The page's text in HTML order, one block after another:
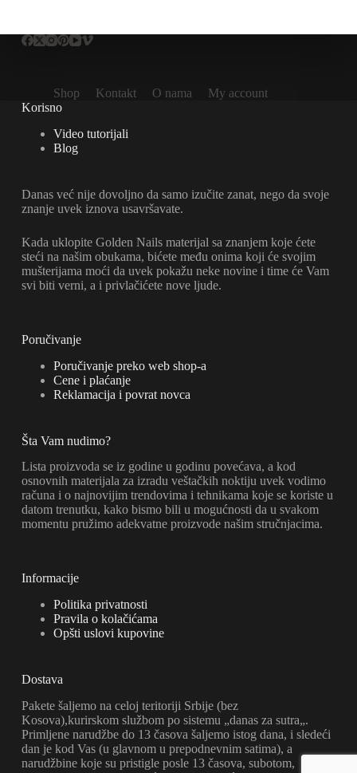
Shop Kontakt O nama
My account
Korisno
Video tutorijali
Blog
Danas već nije dovoljno da samo izučite zanat, nego da svoje
znanje uvek iznova usavršavate.
Kada uklopite Golden Nails materijal sa znanjem koje ćete
steći na našim obukama, bićete među onima koji će svojim
mušterijama moći da uvek pokažu neke novine i time će Vam
svi biti verni, a i privlačićete nove ljude.
Poručivanje
Poručivanje preko web shop-a
Cene i plaćanje
Reklamacija i povrat novca
Šta Vam nudimo?
Lista proizvoda se iz godine u godinu povećava, a kod
osnovnih materijala za izradu veštačkih noktiju uvek vodimo
računa i o najnovijim trendovima i tehnikama koje se koriste u
datom trenutku, kako bismo bili u mogućnosti da u svakom
momentu pružimo adekvatne proizvode našim stručnjacima.
Informacije
Politika privatnosti
Pravila o kolačićama
Opšti uslovi kupovine
Dostava
Pakete šaljemo na celoj teritoriji Srbije (bez
Kosova),kurirskom službom po sistemu „danas za sutra„.
Primljene narudžbe do 13 časova šaljemo istog dana, i sledeći
dan je kod Vas (u glavnom u prepodnevnim satima), a
narudžbine koje su pristigle posle 13 časova, subotom,